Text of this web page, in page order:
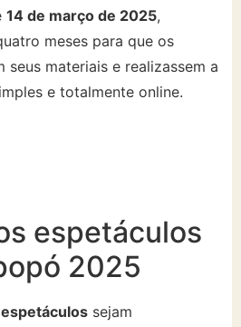
14 de março de 2025,
meses para que os
seus materiais e realizassem a
e totalmente online.
espetáculos
2025
sejam